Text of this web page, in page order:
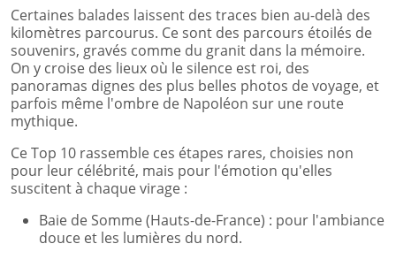
Certaines balades laissent des traces bien au-delà des
kilomètres parcourus. Ce sont des parcours étoilés de
souvenirs, gravés comme du granit dans la mémoire.
On y croise des lieux où le silence est roi, des
panoramas dignes des plus belles photos de voyage, et
parfois même l'ombre de Napoléon sur une route
mythique.
Ce Top 10 rassemble ces étapes rares, choisies non
pour leur célébrité, mais pour l'émotion qu'elles
suscitent à chaque virage :
Baie de Somme (Hauts-de-France) : pour l'ambiance
douce et les lumières du nord.